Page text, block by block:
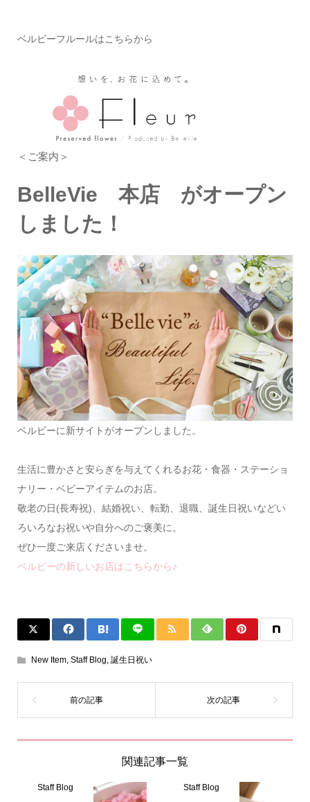
ベルビーフルールはこちらから
＜ご案内＞
BelleVie 本店 がオープン
しました！
ベルビーに新サイトがオープンしました。
生活に豊かさと安らぎを与えてくれるお花・食器・ステーショ
ナリー・ベビーアイテムのお店。
敬老の日(長寿祝)、結婚祝い、転勤、退職、誕生日祝いなどい
ろいろなお祝いや自分へのご褒美に。
ぜひ一度ご来店くださいませ。
ベルビーの新しいお店はこちらから♪
New Item, Staff Blog 誕生日祝い
関連記事一覧
Staff Blog Staff Blog